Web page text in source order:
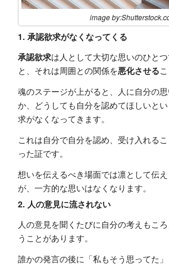
image
1. 承認欲求がなくなってくる
承認欲求は人として大切な思いのひと
と、それは周囲との関係を悪化させる
魂のステージが上がると、人に自分の
か、どうしても自分を認めてほしいと
求がなくなってきます。
これは自分で自分を認め、受け入れる
った証です。
想いを伝えるべき場面では凛として伝
が、一方的な思いはなくなります。
2. 人の意見に流されない
人の意見を聞くたびに自分の考えもこ
うことがあります。
誰かの発言の後に「私もそう思ってた